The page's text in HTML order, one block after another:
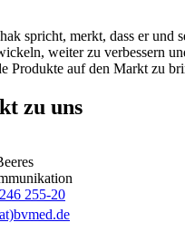
spricht, merkt, dass er und
weiter zu verbessern
Produkte auf den Markt zu
zu uns
255-20